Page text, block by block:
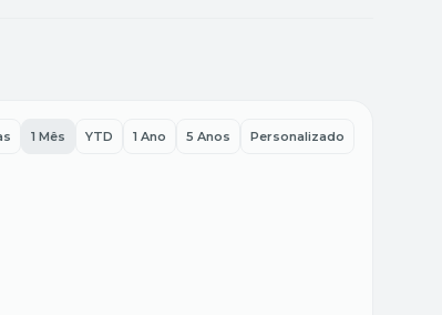
1 Mês YTD 1 Ano 5 Anos Personalizado